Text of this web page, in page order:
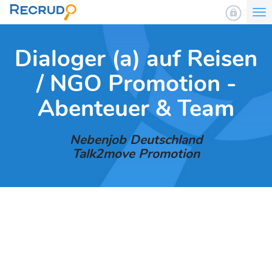
Dialoger (a) auf Reisen
/ NGO Promotion -
Abenteuer & Team
Nebenjob Deutschland
Talk2move Promotion